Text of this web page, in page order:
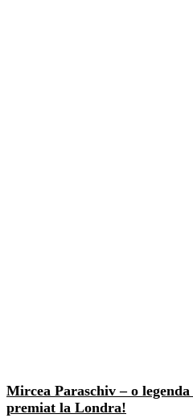
Mircea Paraschiv – o
premiat la Londra!